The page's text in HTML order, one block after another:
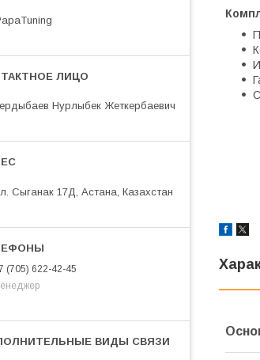
Нурлыбек Жеткербаевич
Сыганак 17Д, Астана, Казахстан
(705) 622-42-45